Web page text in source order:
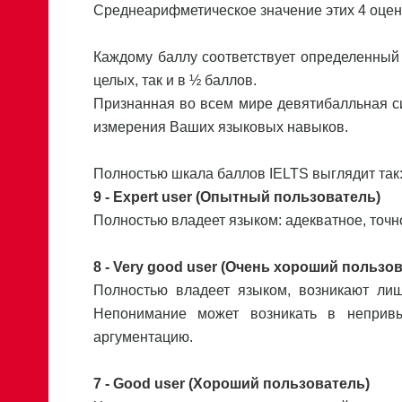
Среднеарифметическое значение этих 4
Каждому баллу соответствует
целых, так и в ½ баллов.
Признанная во всем мире девятибалльная
измерения Ваших языковых навыков.
Полностью шкала баллов IELTS выглядит так:
9 - Expert user (Опытный пользователь)
Полностью владеет языком: адекватное,
8 - Very good user (Очень хороший
Полностью владеет языком, возникают
Непонимание может возникать в
аргументацию.
7 - Good user (Хороший пользователь)